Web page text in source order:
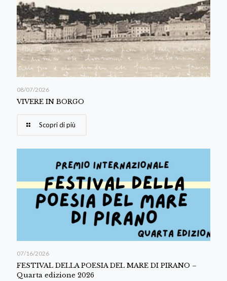
08/07/2026
VIVERE IN BORGO
Scopri di più
07/16/2026
FESTIVAL DELLA POESIA DEL MARE DI PIRANO –
Quarta edizione 2026